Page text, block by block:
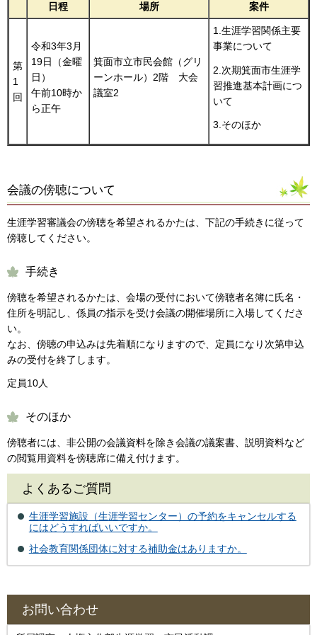
日程 場所 案件
第
1
回
令和3年3月
19日（金曜
日）
午前10時か
ら正午
箕面市立市民会館（グリ
ーンホール）2階 大会
議室2
1.生涯学習関係主要
事業について
2.次期箕面市生涯学
習推進基本計画につ
いて
3.そのほか
会議の傍聴について
生涯学習審議会の傍聴を希望されるかたは、下記の手続きに従って
傍聴してください。
手続き
傍聴を希望されるかたは、会場の受付において傍聴者名簿に氏名・
住所を明記し、係員の指示を受け会議の開催場所に入場してくださ
い。
なお、傍聴の申込みは先着順になりますので、定員になり次第申込
みの受付を終了します。
定員10人
そのほか
傍聴者には、非公開の会議資料を除き会議の議案書、説明資料など
の閲覧用資料を傍聴席に備え付けます。
よくあるご質問
生涯学習施設（生涯学習センター）の予約をキャンセルする
にはどうすればいいですか。
社会教育関係団体に対する補助金はありますか。
お問い合わせ